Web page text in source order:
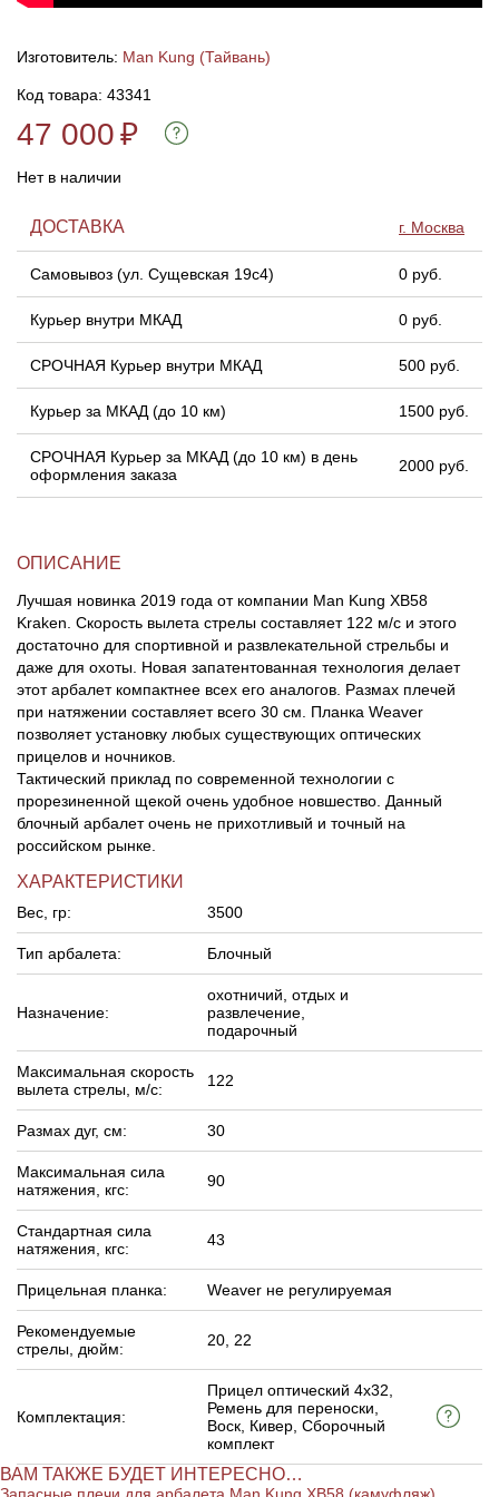
Изготовитель: Man Kung (Тайвань)
Код товара: 43341
47 000₽
Нет в наличии
ДОСТАВКА г. Москва
Самовывоз (ул. Сущевская 19с4) 0 руб.
Курьер внутри МКАД 0 руб.
СРОЧНАЯ Курьер внутри МКАД 500 руб.
Курьер за МКАД (до 10 км) 1500 руб.
СРОЧНАЯ Курьер за МКАД (до 10 км) в день
оформления заказа
2000 руб.
ОПИСАНИЕ
Лучшая новинка 2019 года от компании Man Kung XB58
Kraken. Скорость вылета стрелы составляет 122 м/c и этого
достаточно для спортивной и развлекательной стрельбы и
даже для охоты. Новая запатентованная технология делает
этот арбалет компактнее всех его аналогов. Размах плечей
при натяжении составляет всего 30 см. Планка Weaver
позволяет установку любых существующих оптических
прицелов и ночников.
Тактический приклад по современной технологии с
прорезиненной щекой очень удобное новшество. Данный
блочный арбалет очень не прихотливый и точный на
российском рынке.
ХАРАКТЕРИСТИКИ
Вес, гр: 3500
Тип арбалета: Блочный
Назначение:
охотничий, отдых и
развлечение,
подарочный
Максимальная скорость
вылета стрелы, м/c:
122
Размах дуг, см: 30
Максимальная сила
натяжения, кгс:
90
Стандартная сила
натяжения, кгс:
43
Прицельная планка: Weaver не регулируемая
Рекомендуемые
стрелы, дюйм:
20, 22
Комплектация:
Прицел оптический 4х32,
Ремень для переноски,
Воск, Кивер, Сборочный
комплект
ВАМ ТАКЖЕ БУДЕТ ИНТЕРЕСНО…
Запасные плечи для арбалета Man Kung XB58 (камуфляж)
Линейки для настройки лука
Полочки для лука
Плунжеры для лука
Киссеры для лука
Охотничьи ножи
Ножи складные